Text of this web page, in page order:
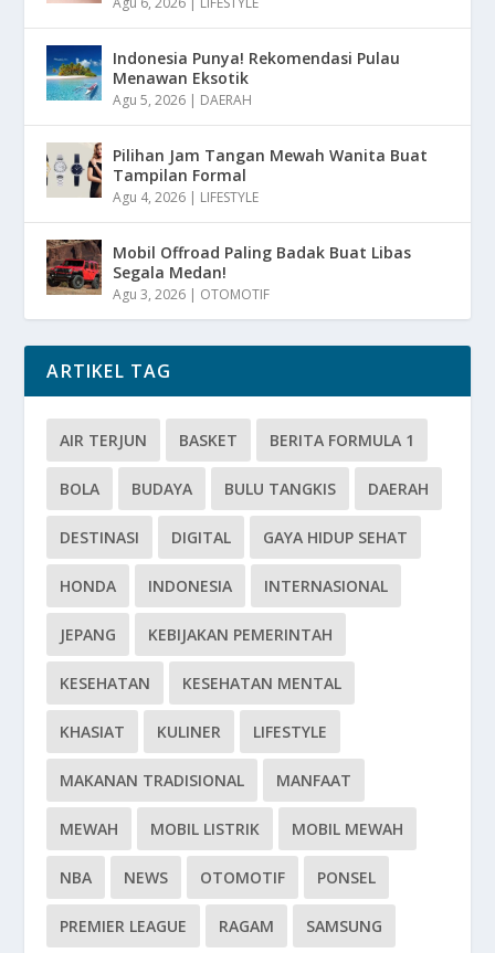
Indonesia Punya! Rekomendasi Pulau
Menawan Eksotik
Agu 5, 2026 | DAERAH
Pilihan Jam Tangan Mewah Wanita Buat
Tampilan Formal
Agu 4, 2026 | LIFESTYLE
Mobil Offroad Paling Badak Buat Libas
Segala Medan!
Agu 3, 2026 | OTOMOTIF
ARTIKEL TAG
AIR TERJUN BASKET BERITA FORMULA 1
BOLA BUDAYA BULU TANGKIS DAERAH
DESTINASI DIGITAL GAYA HIDUP SEHAT
HONDA INDONESIA INTERNASIONAL
JEPANG KEBIJAKAN PEMERINTAH
KESEHATAN KESEHATAN MENTAL
KHASIAT KULINER LIFESTYLE
MAKANAN TRADISIONAL MANFAAT
MEWAH MOBIL LISTRIK MOBIL MEWAH
NBA NEWS OTOMOTIF PONSEL
PREMIER LEAGUE RAGAM SAMSUNG